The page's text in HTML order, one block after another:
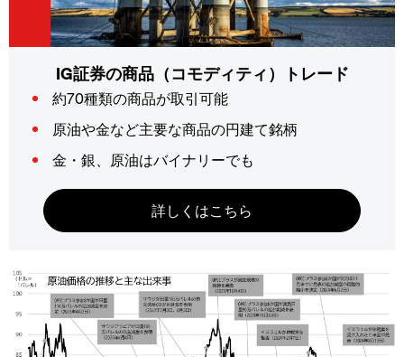
IG証券の商品（コモディティ）トレード
約70種類の商品が取引可能
原油や金など主要な商品の円建て銘柄
金・銀、原油はバイナリーでも